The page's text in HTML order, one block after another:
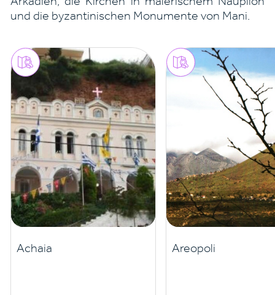
und die byzantinischen Monumente von Mani.
Achaia Areopoli